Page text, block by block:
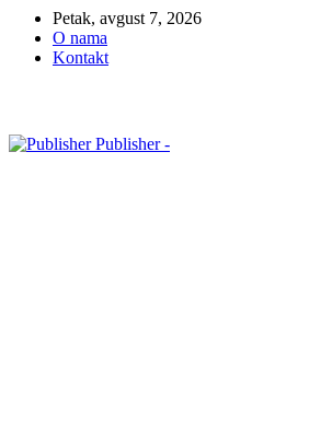
Petak, avgust 7, 2026
O nama
Kontakt
Publisher -